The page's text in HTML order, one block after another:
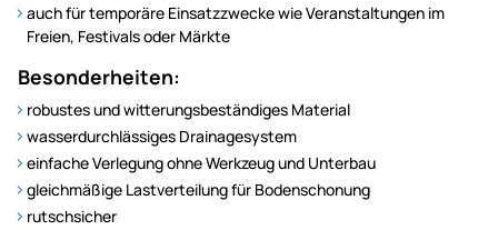
auch für temporäre Einsatzzwecke wie Veranstaltungen im
Freien, Festivals oder Märkte
Besonderheiten:
robustes und witterungsbeständiges Material
wasserdurchlässiges Drainagesystem
einfache Verlegung ohne Werkzeug und Unterbau
gleichmäßige Lastverteilung für Bodenschonung
rutschsicher